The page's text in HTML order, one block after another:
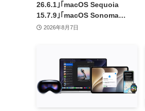
26.6.1｣｢macOS Sequoia
15.7.9｣｢macOS Sonoma
14.8.9｣をリリース ｰ 画面共有
2026年8月7日